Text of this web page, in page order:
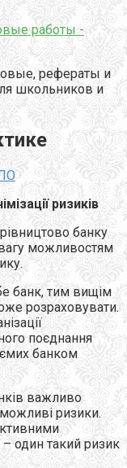
работы -
рефераты и
школьников и
ризиків
банку
можливостям
банк, тим вищім
розраховувати.
поєднання
банком
важливо
ризики.
– один такий ризик